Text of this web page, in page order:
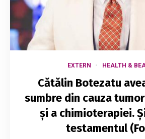
EXTERN HEALTH &
Cătălin Botezatu
sumbre din cauza
și a chimioterapiei.
testamentul